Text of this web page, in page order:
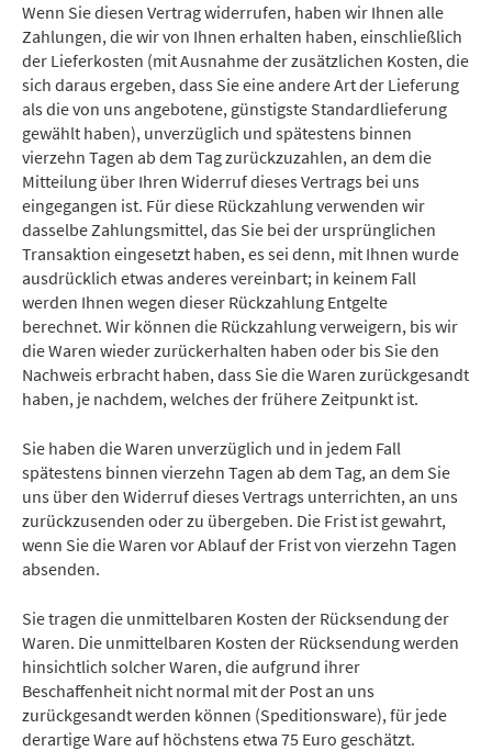
Wenn Sie diesen Vertrag widerrufen, haben wir Ihnen alle
Zahlungen, die wir von Ihnen erhalten haben, einschließlich
der Lieferkosten (mit Ausnahme der zusätzlichen Kosten, die
sich daraus ergeben, dass Sie eine andere Art der Lieferung
als die von uns angebotene, günstigste Standardlieferung
gewählt haben), unverzüglich und spätestens binnen
vierzehn Tagen ab dem Tag zurückzuzahlen, an dem die
Mitteilung über Ihren Widerruf dieses Vertrags bei uns
eingegangen ist. Für diese Rückzahlung verwenden wir
dasselbe Zahlungsmittel, das Sie bei der ursprünglichen
Transaktion eingesetzt haben, es sei denn, mit Ihnen wurde
ausdrücklich etwas anderes vereinbart; in keinem Fall
werden Ihnen wegen dieser Rückzahlung Entgelte
berechnet. Wir können die Rückzahlung verweigern, bis wir
die Waren wieder zurückerhalten haben oder bis Sie den
Nachweis erbracht haben, dass Sie die Waren zurückgesandt
haben, je nachdem, welches der frühere Zeitpunkt ist.
Sie haben die Waren unverzüglich und in jedem Fall
spätestens binnen vierzehn Tagen ab dem Tag, an dem Sie
uns über den Widerruf dieses Vertrags unterrichten, an uns
zurückzusenden oder zu übergeben. Die Frist ist gewahrt,
wenn Sie die Waren vor Ablauf der Frist von vierzehn Tagen
absenden.
Sie tragen die unmittelbaren Kosten der Rücksendung der
Waren. Die unmittelbaren Kosten der Rücksendung werden
hinsichtlich solcher Waren, die aufgrund ihrer
Beschaffenheit nicht normal mit der Post an uns
zurückgesandt werden können (Speditionsware), für jede
derartige Ware auf höchstens etwa 75 Euro geschätzt.